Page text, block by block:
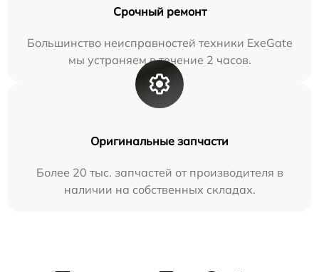
Срочный ремонт
Большинство неисправностей техники ExeGate
мы устраняем в течение 2 часов.
Оригинальные запчасти
Более 20 тыс. запчастей от производителя в
наличии на собственных складах.